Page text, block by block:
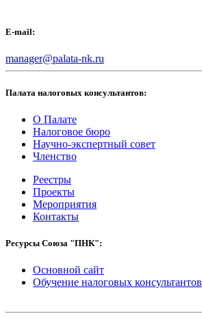
E-mail:
manager@palata-nk.ru
Палата налоговых консультантов:
О Палате
Налоговое бюро
Научно-экспертный совет
Членство
Реестры
Проекты
Мероприятия
Контакты
Ресурсы Союза "ПНК":
Основной сайт
Обучение налоговых консультантов